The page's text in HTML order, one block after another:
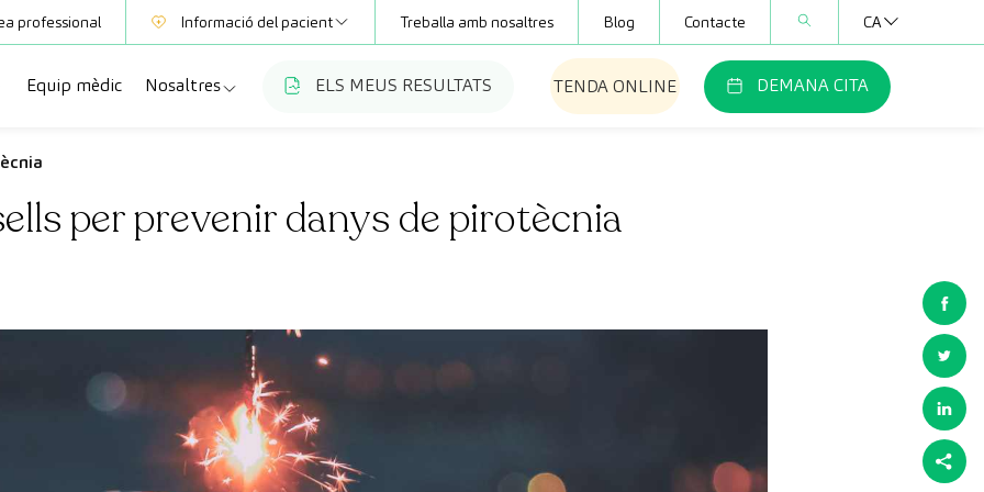
professional Informació del pacient
Mútues
Club CreuBlanca
Treballa amb nosaltres Blog Contacte CA
diagnòstiques
Equip mèdic Nosaltres
Treballa amb nosaltres
Preguntes freqüents
ELS MEUS RESULTATS TENDA ONLINE DEMANA CITA
per prevenir danys de pirotècnia